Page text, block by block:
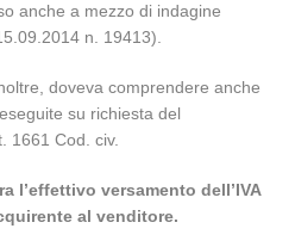
anche a mezzo di indagine
n. 19413).
doveva comprendere anche
su richiesta del
1661 Cod. civ.
l’effettivo versamento dell’IVA
al venditore.